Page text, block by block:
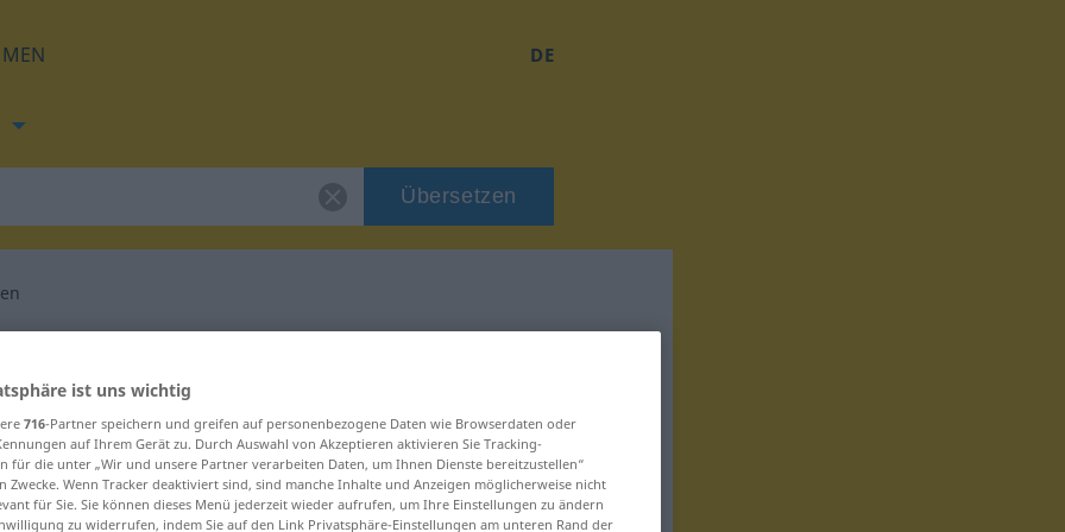
DE
Übersetzen
für "wegräumen"
ist uns wichtig
716-Partner speichern und greifen auf personenbezogene Daten wie Browserdaten oder
auf Ihrem Gerät zu. Durch Auswahl von Akzeptieren aktivieren Sie Tracking-
für die unter „Wir und unsere Partner verarbeiten Daten, um Ihnen Dienste bereitzustellen“
Zwecke. Wenn Tracker deaktiviert sind, sind manche Inhalte und Anzeigen möglicherweise nicht
für Sie. Sie können dieses Menü jederzeit wieder aufrufen, um Ihre Einstellungen zu ändern
zu widerrufen, indem Sie auf den Link Privatsphäre-Einstellungen am unteren Rand der